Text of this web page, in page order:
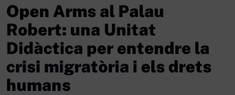
Open Arms al Palau
Robert: una Unitat
Didàctica per entendre la
crisi migratòria i els drets
humans